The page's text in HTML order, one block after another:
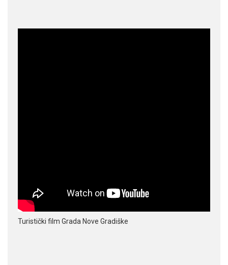
Turistički film Grada Nove Gradiške